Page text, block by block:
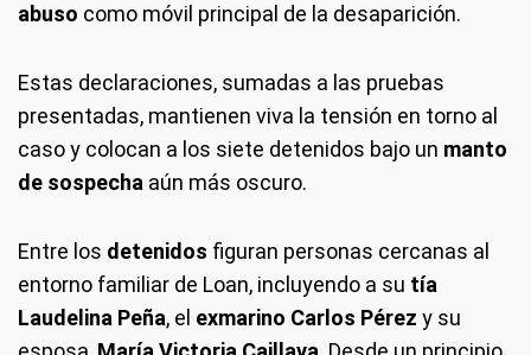
abuso como móvil principal de la desaparición.
Estas declaraciones, sumadas a las pruebas
presentadas, mantienen viva la tensión en torno al
caso y colocan a los siete detenidos bajo un manto
de sospecha aún más oscuro.
Entre los detenidos figuran personas cercanas al
entorno familiar de Loan, incluyendo a su tía
Laudelina Peña, el exmarino Carlos Pérez y su